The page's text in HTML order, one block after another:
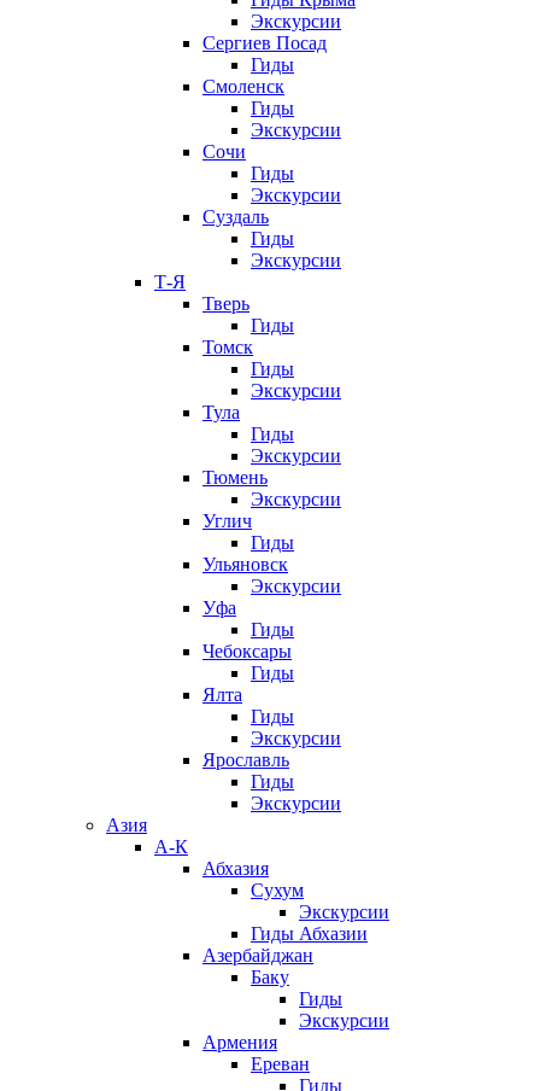
Экскурсии
Сергиев Посад
Гиды
Смоленск
Гиды
Экскурсии
Сочи
Гиды
Экскурсии
Суздаль
Гиды
Экскурсии
Т-Я
Тверь
Гиды
Томск
Гиды
Экскурсии
Тула
Гиды
Экскурсии
Тюмень
Экскурсии
Углич
Гиды
Ульяновск
Экскурсии
Уфа
Гиды
Чебоксары
Гиды
Ялта
Гиды
Экскурсии
Ярославль
Гиды
Экскурсии
Азия
А-К
Абхазия
Сухум
Экскурсии
Гиды Абхазии
Азербайджан
Баку
Гиды
Экскурсии
Армения
Ереван
Гиды